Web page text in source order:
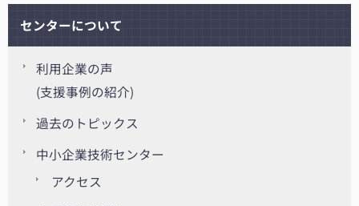
センターについて
利用企業の声
(支援事例の紹介)
過去のトピックス
中小企業技術センター
アクセス